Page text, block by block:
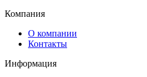
Компания
О компании
Контакты
Информация